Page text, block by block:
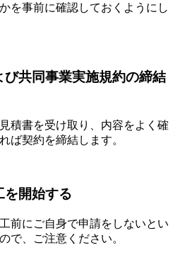
を事前に確認しておくようにし
び共同事業実施規約の締結
積書を受け取り、内容をよく確
ば契約を締結します。
を開始する
前にご自身で申請をしないとい
で、ご注意ください。